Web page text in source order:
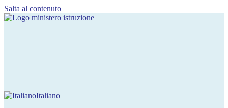
Salta al contenuto
Italiano